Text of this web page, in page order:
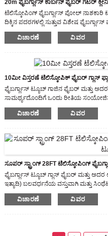
20m ಫೈಬರ್ಗ್ಲಾಸ್ ಕಾರ್ಬನ್ ಫೈಬರ್ ಗಟರ್
ಟೆಲಿಸ್ಕೋಪಿಂಗ್ ಫೈಬರ್ಗ್ಲಾಸ್ ಪೋಲ್
ದಿಕ್ಕಿನ ಪದರಗಳಲ್ಲಿ ಸುತ್ತುವ ವಿಶೇಷ
ಹೊಂದಿಕೊಳ್ಳುವ ಫೈಬರ್ಗ್ಲಾಸ್ ಮತ್ತು ರಾಳದ
ಟೆಲಿಸ್ಕೋಪಿಂಗ್ ಫೈಬರ್ಗ್ಲಾಸ್ ಕಂಬವನ್ನು
ಲಾಕಿಂಗ್ ಸಿಸ್ಟಮ್ನೊಂದಿಗೆ ಬಯಸಿದ ಎತ್ತರದಲ್ಲಿ
ವಿಚಾರಣೆ ವಿವರ
10ಮೀ ವಿಸ್ತರಣೆ ಟೆಲಿಸ್ಕೋಪಿಕ್ ಫೈಬರ್ ಗ್ಲಾಸ್
ಫೈಬರ್ಗ್ಲಾಸ್ ಟ್ಯೂಬ್ ಗಾಜಿನ ಫೈಬರ್ ಮತ್ತು
ಸಾಮರ್ಥ್ಯದೊಂದಿಗೆ ಒಂದು ರೀತಿಯ ಸಂಯೋಜಿತ
ಬಳಸಿಕೊಂಡು ಸಾಗಿಸಲು ಮತ್ತು ಸ್ಥಾಪಿಸಲು
ಅತ್ಯುತ್ತಮ ತೂಕದ ಶಕ್ತಿ (ಅದೇ ತೂಕದ ಉಕ್ಕಿಗಿಂತ
ವಿಚಾರಣೆ ವಿವರ
ಸೂಪರ್ ಸ್ಟ್ರಾಂಗ್ 28FT ಟೆಲಿಸ್ಕೋಪಿಂಗ್
ಫೈಬರ್ಗ್ಲಾಸ್ ಟ್ಯೂಬ್ ಗ್ಲಾಸ್ ಫೈಬರ್ ಮತ್ತು
ಇತ್ಯಾದಿ) ಬಲವರ್ಧನೆಯ ವಸ್ತುವಾಗಿ ಮತ್ತು
ಒಂದು ರೀತಿಯ ಸಂಯೋಜಿತ ವಸ್ತುವಾಗಿದೆ.
ವಿಚಾರಣೆ ವಿವರ